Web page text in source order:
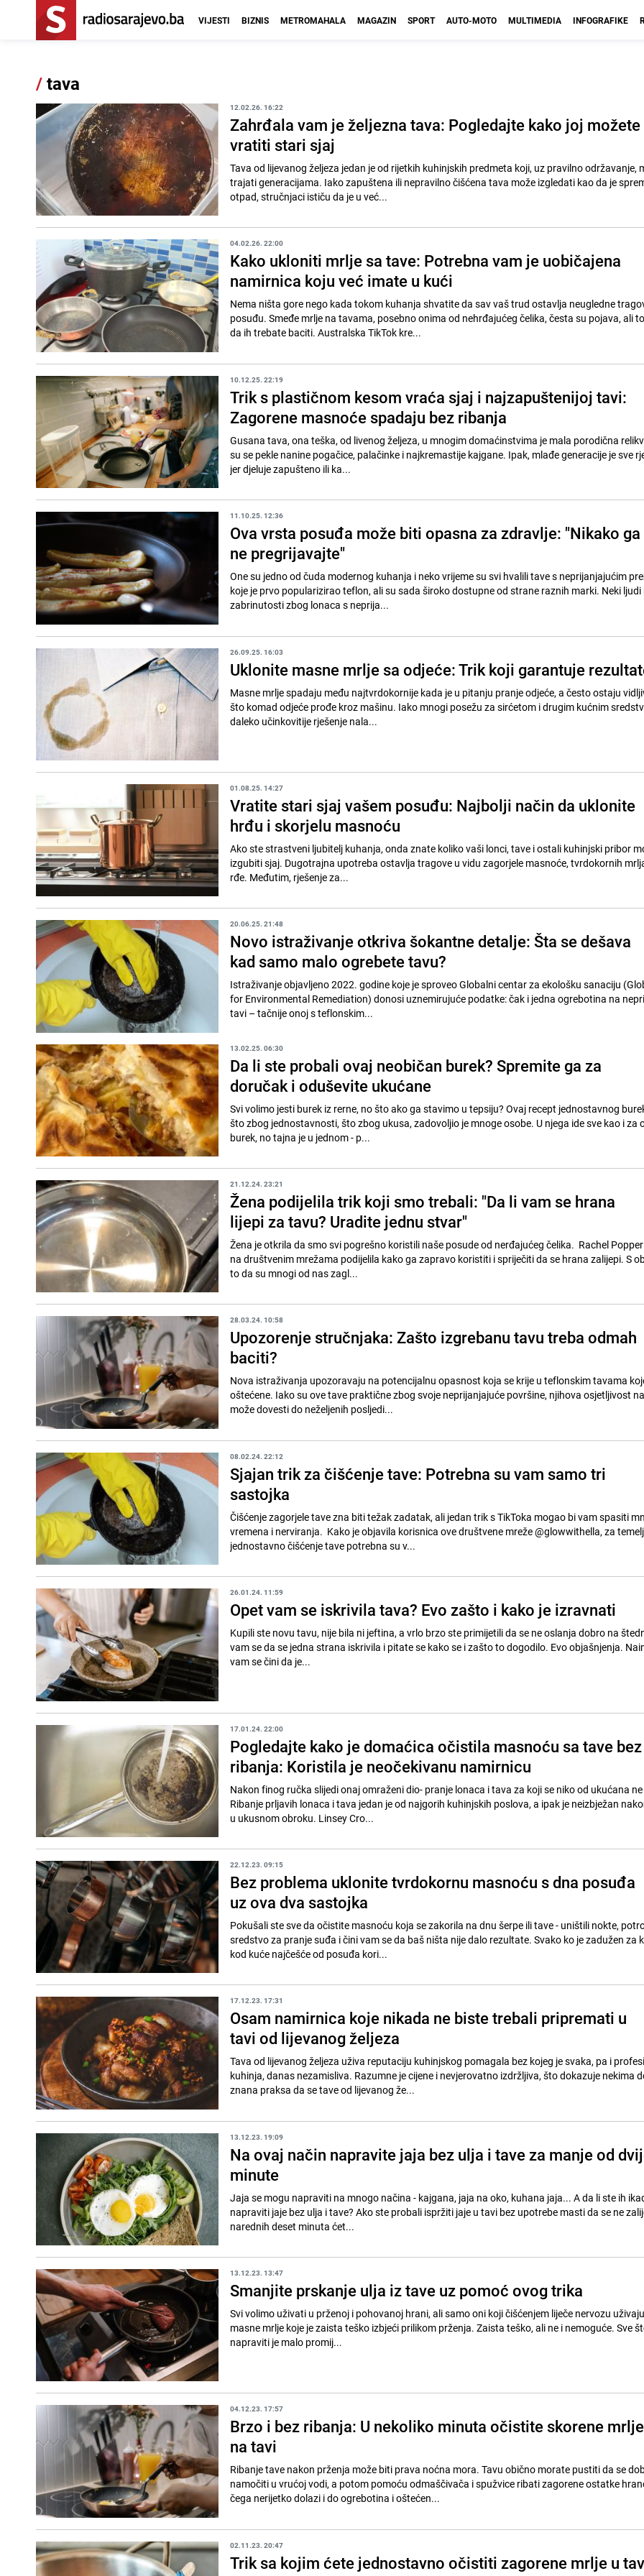
VIJESTI BIZNIS METROMAHALA MAGAZIN SPORT AUTO-MOTO MULTIMEDIA INFOGRAFIKE
/tava
12.02.26. 16:22
Zahrđala vam je željezna tava: Pogledajte kako joj možete
vratiti stari sjaj
Tava od lijevanog željeza jedan je od rijetkih kuhinjskih predmeta koji, uz pravilno održavanje,
trajati generacijama. Iako zapuštena ili nepravilno čišćena tava može izgledati kao da je
otpad, stručnjaci ističu da je u već...
04.02.26. 22:00
Kako ukloniti mrlje sa tave: Potrebna vam je uobičajena
namirnica koju već imate u kući
Nema ništa gore nego kada tokom kuhanja shvatite da sav vaš trud ostavlja neugledne
posuđu. Smeđe mrlje na tavama, posebno onima od nehrđajućeg čelika, česta su pojava, ali
da ih trebate baciti. Australska TikTok kre...
10.12.25. 22:19
Trik s plastičnom kesom vraća sjaj i najzapuštenijoj tavi:
Zagorene masnoće spadaju bez ribanja
Gusana tava, ona teška, od livenog željeza, u mnogim domaćinstvima je mala porodična
su se pekle nanine pogačice, palačinke i najkremastije kajgane. Ipak, mlađe generacije je sve
jer djeluje zapušteno ili ka...
11.10.25. 12:36
Ova vrsta posuđa može biti opasna za zdravlje: "Nikako ga
ne pregrijavajte"
One su jedno od čuda modernog kuhanja i neko vrijeme su svi hvalili tave s neprijanjajućim
koje je prvo popularizirao teflon, ali su sada široko dostupne od strane raznih marki. Neki ljudi
zabrinutosti zbog lonaca s neprija...
26.09.25. 16:03
Uklonite masne mrlje sa odjeće: Trik koji garantuje
Masne mrlje spadaju među najtvrdokornije kada je u pitanju pranje odjeće, a često ostaju
što komad odjeće prođe kroz mašinu. Iako mnogi posežu za sirćetom i drugim kućnim
daleko učinkovitije rješenje nala...
01.08.25. 14:27
Vratite stari sjaj vašem posuđu: Najbolji način da uklonite
hrđu i skorjelu masnoću
Ako ste strastveni ljubitelj kuhanja, onda znate koliko vaši lonci, tave i ostali kuhinjski pribor
izgubiti sjaj. Dugotrajna upotreba ostavlja tragove u vidu zagorjele masnoće, tvrdokornih
rđe. Međutim, rješenje za...
20.06.25. 21:48
Novo istraživanje otkriva šokantne detalje: Šta se dešava
kad samo malo ogrebete tavu?
Istraživanje objavljeno 2022. godine koje je sproveo Globalni centar za ekološku sanaciju
for Environmental Remediation) donosi uznemirujuće podatke: čak i jedna ogrebotina na
tavi – tačnije onoj s teflonskim...
13.02.25. 06:30
Da li ste probali ovaj neobičan burek? Spremite ga za
doručak i oduševite ukućane
Svi volimo jesti burek iz rerne, no što ako ga stavimo u tepsiju? Ovaj recept jednostavnog
što zbog jednostavnosti, što zbog ukusa, zadovoljio je mnoge osobe. U njega ide sve kao i za
burek, no tajna je u jednom - p...
21.12.24. 23:21
Žena podijelila trik koji smo trebali: "Da li vam se hrana
lijepi za tavu? Uradite jednu stvar"
Žena je otkrila da smo svi pogrešno koristili naše posude od nerđajućeg čelika. Rachel Popper
na društvenim mrežama podijelila kako ga zapravo koristiti i spriječiti da se hrana zalijepi. S
to da su mnogi od nas zagl...
28.03.24. 10:58
Upozorenje stručnjaka: Zašto izgrebanu tavu treba odmah
baciti?
Nova istraživanja upozoravaju na potencijalnu opasnost koja se krije u teflonskim tavama
oštećene. Iako su ove tave praktične zbog svoje neprijanjajuće površine, njihova osjetljivost
može dovesti do neželjenih posljedi...
08.02.24. 22:12
Sjajan trik za čišćenje tave: Potrebna su vam samo tri
sastojka
Čišćenje zagorjele tave zna biti težak zadatak, ali jedan trik s TikToka mogao bi vam spasiti
vremena i nerviranja. Kako je objavila korisnica ove društvene mreže @glowwithella, za
jednostavno čišćenje tave potrebna su v...
26.01.24. 11:59
Opet vam se iskrivila tava? Evo zašto i kako je izravnati
Kupili ste novu tavu, nije bila ni jeftina, a vrlo brzo ste primijetili da se ne oslanja dobro na
vam se da se jedna strana iskrivila i pitate se kako se i zašto to dogodilo. Evo objašnjenja.
vam se čini da je...
17.01.24. 22:00
Pogledajte kako je domaćica očistila masnoću sa tave bez
ribanja: Koristila je neočekivanu namirnicu
Nakon finog ručka slijedi onaj omraženi dio- pranje lonaca i tava za koji se niko od ukućana
Ribanje prljavih lonaca i tava jedan je od najgorih kuhinjskih poslova, a ipak je neizbježan
u ukusnom obroku. Linsey Cro...
22.12.23. 09:15
Bez problema uklonite tvrdokornu masnoću s dna posuđa
uz ova dva sastojka
Pokušali ste sve da očistite masnoću koja se zakorila na dnu šerpe ili tave - uništili nokte,
sredstvo za pranje suđa i čini vam se da baš ništa nije dalo rezultate. Svako ko je zadužen za
kod kuće najčešće od posuđa kori...
17.12.23. 17:31
Osam namirnica koje nikada ne biste trebali pripremati u
tavi od lijevanog željeza
Tava od lijevanog željeza uživa reputaciju kuhinjskog pomagala bez kojeg je svaka, pa i
kuhinja, danas nezamisliva. Razumne je cijene i nevjerovatno izdržljiva, što dokazuje nekima
znana praksa da se tave od lijevanog že...
13.12.23. 19:09
Na ovaj način napravite jaja bez ulja i tave za manje od
minute
Jaja se mogu napraviti na mnogo načina - kajgana, jaja na oko, kuhana jaja... A da li ste ih
napraviti jaje bez ulja i tave? Ako ste probali ispržiti jaje u tavi bez upotrebe masti da se ne
narednih deset minuta ćet...
13.12.23. 13:47
Smanjite prskanje ulja iz tave uz pomoć ovog trika
Svi volimo uživati u prženoj i pohovanoj hrani, ali samo oni koji čišćenjem liječe nervozu
masne mrlje koje je zaista teško izbjeći prilikom prženja. Zaista teško, ali ne i nemoguće. Sve
napraviti je malo promij...
04.12.23. 17:57
Brzo i bez ribanja: U nekoliko minuta očistite skorene mrlje
na tavi
Ribanje tave nakon prženja može biti prava noćna mora. Tavu obično morate pustiti da se
namočiti u vrućoj vodi, a potom pomoću odmaščivača i spužvice ribati zagorene ostatke
čega nerijetko dolazi i do ogrebotina i oštećen...
02.11.23. 20:47
Trik sa kojim ćete jednostavno očistiti zagorene mrlje u